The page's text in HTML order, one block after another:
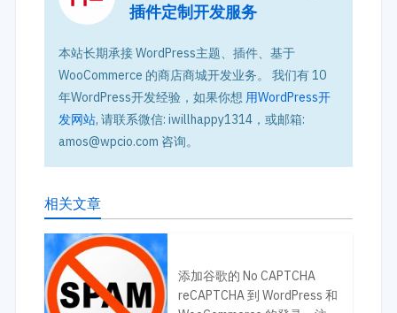
插件定制开发服务
本站长期承接 WordPress主题、插件、基于
WooCommerce 的商店商城开发业务。 我们有 10
年WordPress开发经验，如果你想 用WordPress开
发网站, 请联系微信: iwillhappy1314，或邮箱:
amos@wpcio.com 咨询。
相关文章
添加谷歌的 No CAPTCHA
reCAPTCHA 到 WordPress 和